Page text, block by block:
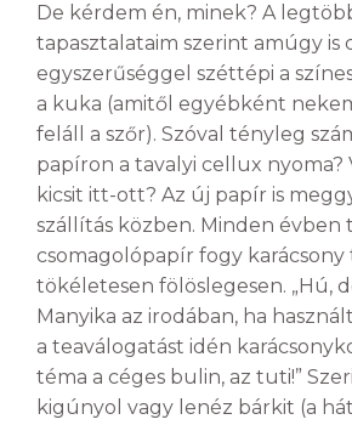
De kérdem én, minek? A
tapasztalataim szerint amúgy is
egyszerűséggel széttépi a
a kuka (amitől egyébként
feláll a szőr). Szóval tényleg
papíron a tavalyi cellux nyoma?
kicsit itt-ott? Az új papír is
szállítás közben. Minden évben
csomagolópapír fogy karácsony
tökéletesen fölöslegesen. „Hú,
Manyika az irodában, ha
a teaválogatást idén
téma a céges bulin, az tuti!”
kigúnyol vagy lenéz bárkit (a